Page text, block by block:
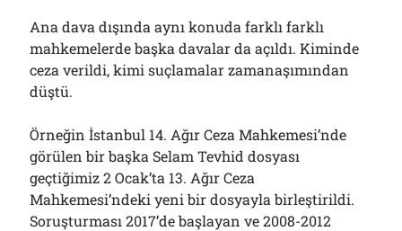
Ana dava dışında aynı konuda farklı farklı
mahkemelerde başka davalar da açıldı. Kiminde
ceza verildi, kimi suçlamalar zamanaşımından
düştü.
Örneğin İstanbul 14. Ağır Ceza Mahkemesi’nde
görülen bir başka Selam Tevhid dosyası
geçtiğimiz 2 Ocak’ta 13. Ağır Ceza
Mahkemesi’ndeki yeni bir dosyayla birleştirildi.
Soruşturması 2017’de başlayan ve 2008-2012